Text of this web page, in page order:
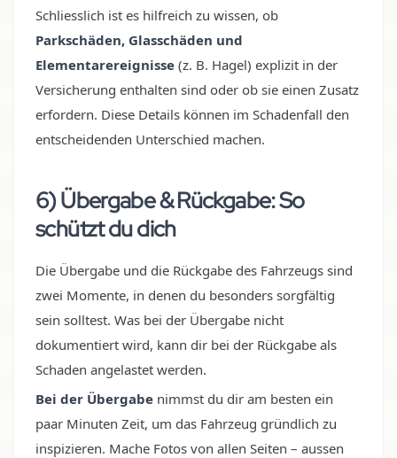
Schliesslich ist es hilfreich zu wissen, ob
Parkschäden, Glasschäden und
Elementarereignisse (z. B. Hagel) explizit in der
Versicherung enthalten sind oder ob sie einen Zusatz
erfordern. Diese Details können im Schadenfall den
entscheidenden Unterschied machen.
6) Übergabe & Rückgabe: So
schützt du dich
Die Übergabe und die Rückgabe des Fahrzeugs sind
zwei Momente, in denen du besonders sorgfältig
sein solltest. Was bei der Übergabe nicht
dokumentiert wird, kann dir bei der Rückgabe als
Schaden angelastet werden.
Bei der Übergabe nimmst du dir am besten ein
paar Minuten Zeit, um das Fahrzeug gründlich zu
inspizieren. Mache Fotos von allen Seiten – aussen